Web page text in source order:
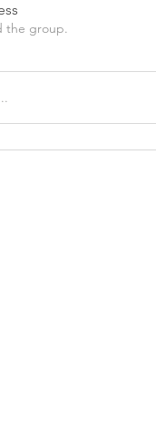
the group.